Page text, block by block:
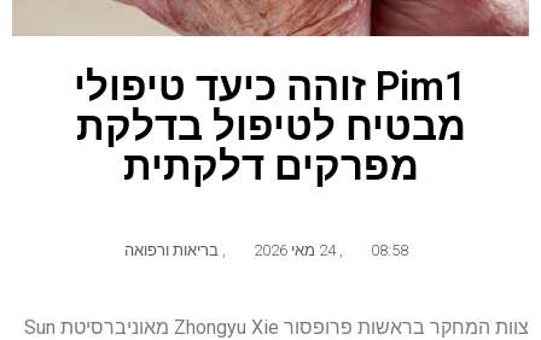
Pim1 זוהה כיעד טיפולי
מבטיח לטיפול בדלקת
מפרקים דלקתית
08:58 24 מאי 2026 בריאות ורפואה
צוות המחקר בראשות פרופסור Zhongyu Xie מאוניברסיטת Sun